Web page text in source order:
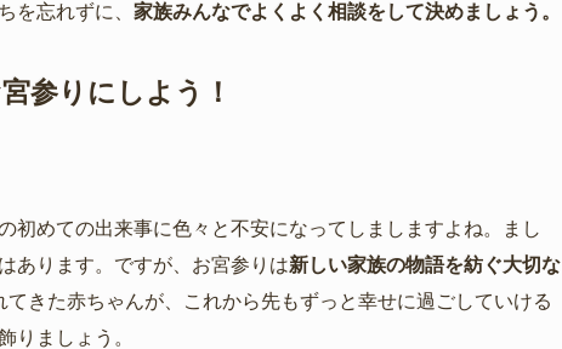
を忘れずに、 家族みんなでよくよく相談をして決めましょう。
参りにしよう！
初めての出来事に色々と不安になってしましますよね。まし
あります。ですが、お宮参りは新しい家族の物語を紡ぐ大切な
てきた赤ちゃんが、これから先もずっと幸せに過ごしていける
りましょう。